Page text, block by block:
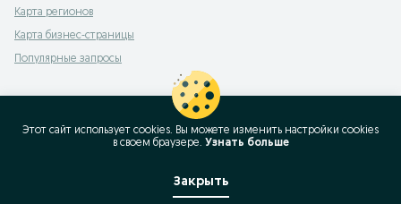
Карта регионов
Карта бизнес-страницы
Популярные запросы
Этот сайт использует cookies. Вы можете изменить настройки cookies
в своeм браузере. Узнать больше
Закрыть